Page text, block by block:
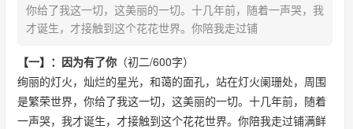
你给了我这一切，这美丽的一切。十几年前，随着一声哭，我
才诞生，才接触到这个花花世界。你陪我走过铺
【一】：因为有了你 （初二/600字）
绚丽的灯火，灿烂的星光，和蔼的面孔，站在灯火阑珊处，周围
是繁荣世界，你给了我这一切，这美丽的一切。十几年前，随着
一声哭，我才诞生，才接触到这个花花世界。你陪我走过铺满鲜